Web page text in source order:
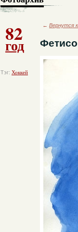
82
год
Тэг: Хоккей
← Вернутся